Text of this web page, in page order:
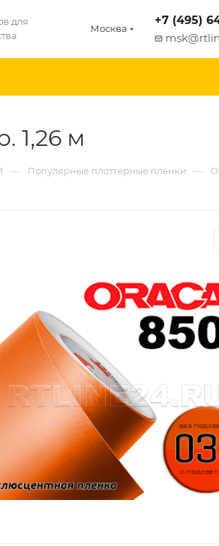
для
Москва
+7 (495)
1,26 м
— Популярные плоттерные пленки —